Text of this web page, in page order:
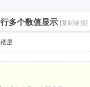
多个数值显示 [复制链接]
层